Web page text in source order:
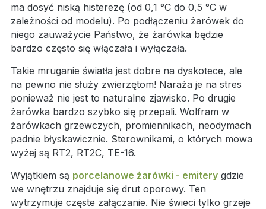
ma dosyć niską histerezę (od 0,1 °C do 0,5 °C w
zależności od modelu). Po podłączeniu żarówek do
niego zauważycie Państwo, że żarówka będzie
bardzo często się włączała i wyłączała.
Takie mruganie światła jest dobre na dyskotece, ale
na pewno nie służy zwierzętom! Naraża je na stres
ponieważ nie jest to naturalne zjawisko. Po drugie
żarówka bardzo szybko się przepali. Wolfram w
żarówkach grzewczych, promiennikach, neodymach
padnie błyskawicznie. Sterownikami, o których mowa
wyżej są RT2, RT2C, TE-16.
Wyjątkiem są porcelanowe żarówki - emiterygdzie
we wnętrzu znajduje się drut oporowy. Ten
wytrzymuje częste załączanie. Nie świeci tylko grzeje